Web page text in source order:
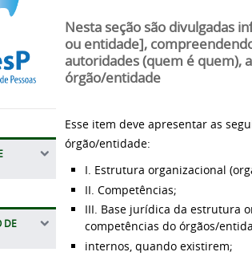
DE
Nesta seção são divulgadas
ou entidade],
autoridades (quem é quem),
órgão/entidade
Esse item deve apresentar as
órgão/entidade:
I. Estrutura organizacional
II. Competências;
III. Base jurídica da estrutura
competências do órgãos/
internos, quando existirem;